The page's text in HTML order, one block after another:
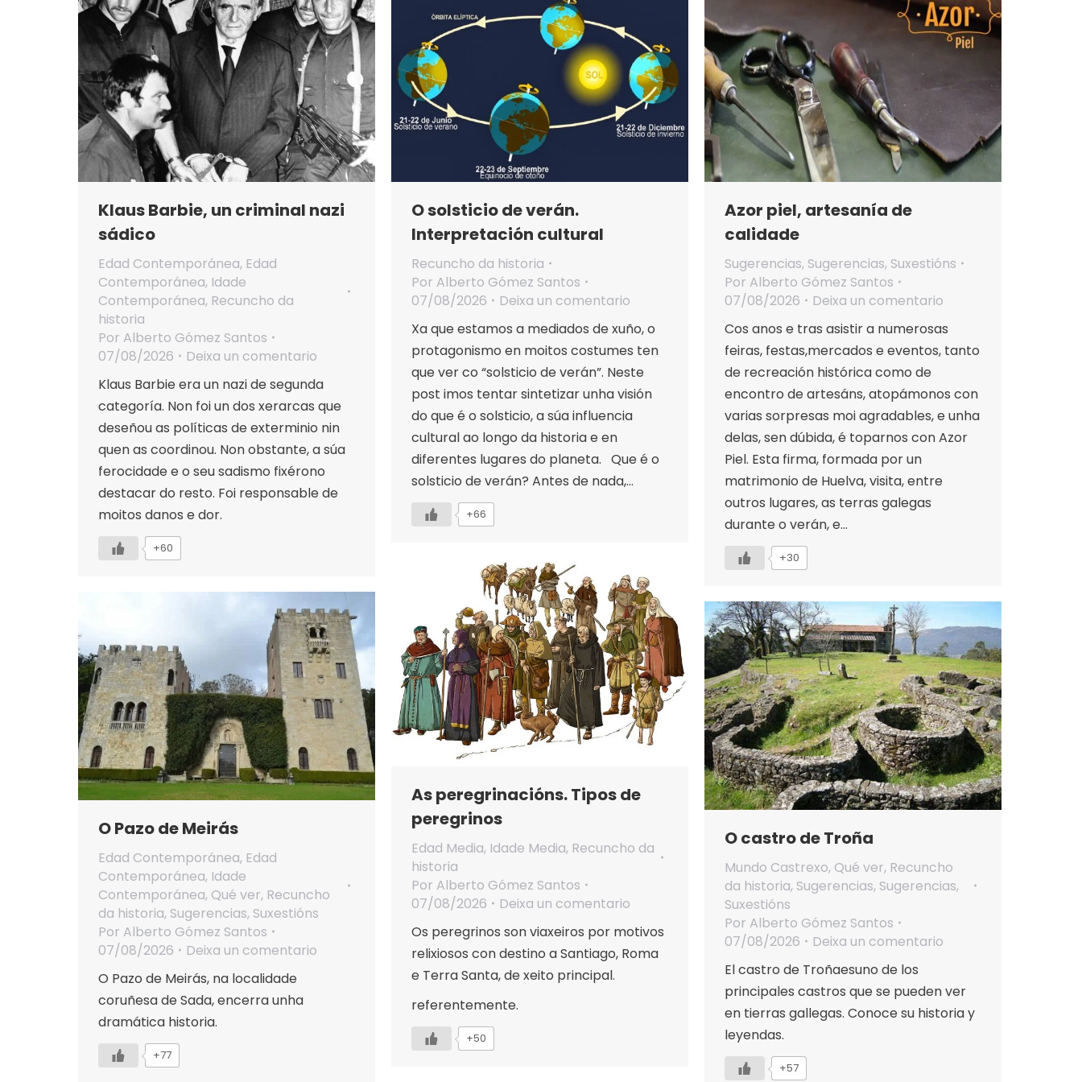
Klaus Barbie, un criminal nazi
sádico
Edad Contemporánea, Edad
Contemporánea, Idade
Contemporánea, Recuncho da
historia
Por Alberto Gómez Santos
07/08/2026
Deixa un comentario
Klaus Barbie era un nazi de segunda
categoría. Non foi un dos xerarcas que
deseñou as políticas de exterminio nin
quen as coordinou. Non obstante, a súa
ferocidade e o seu sadismo fixérono
destacar do resto. Foi responsable de
moitos danos e dor.
+60
O solsticio de verán.
Interpretación cultural
Recuncho da historia
Por Alberto Gómez Santos
07/08/2026
Deixa un comentario
Xa que estamos a mediados de xuño, o
protagonismo en moitos costumes ten
que ver co “solsticio de verán”. Neste
post imos tentar sintetizar unha visión
do que é o solsticio, a súa influencia
cultural ao longo da historia e en
diferentes lugares do planeta. Que é o
solsticio de verán? Antes de nada,…
+66
Azor piel, artesanía de
calidade
Sugerencias, Sugerencias, Suxestións
Por Alberto Gómez Santos
07/08/2026
Deixa un comentario
Cos anos e tras asistir a numerosas
feiras, festas,mercados e eventos, tanto
de recreación histórica como de
encontro de artesáns, atopámonos con
varias sorpresas moi agradables, e unha
delas, sen dúbida, é toparnos con Azor
Piel. Esta firma, formada por un
matrimonio de Huelva, visita, entre
outros lugares, as terras galegas
durante o verán, e…
+30
As peregrinacións. Tipos de
peregrinos
Edad Media, Idade Media, Recuncho da
historia
Por Alberto Gómez Santos
07/08/2026
Deixa un comentario
Os peregrinos son viaxeiros por motivos
relixiosos con destino a Santiago, Roma
e Terra Santa, de xeito principal.
referentemente.
+50
O Pazo de Meirás
Edad Contemporánea, Edad
Contemporánea, Idade
Contemporánea, Qué ver, Recuncho
da historia, Sugerencias, Suxestións
Por Alberto Gómez Santos
07/08/2026
Deixa un comentario
O Pazo de Meirás, na localidade
coruñesa de Sada, encerra unha
dramática historia.
+77
O castro de Troña
Mundo Castrexo, Qué ver, Recuncho
da historia, Sugerencias, Sugerencias,
Suxestións
Por Alberto Gómez Santos
07/08/2026
Deixa un comentario
El castro de Troñaesuno de los
principales castros que se pueden ver
en tierras gallegas. Conoce su historia y
leyendas.
+57